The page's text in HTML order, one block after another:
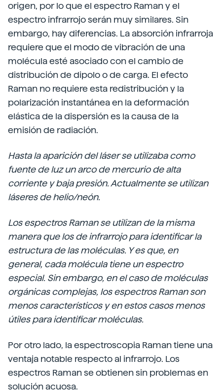
origen, por lo que el espectro Raman y el
espectro infrarrojo serán muy similares. Sin
embargo, hay diferencias. La absorción infrarroja
requiere que el modo de vibración de una
molécula esté asociado con el cambio de
distribución de dipolo o de carga. El efecto
Raman no requiere esta redistribución y la
polarización instantánea en la deformación
elástica de la dispersión es la causa de la
emisión de radiación.
Hasta la aparición del láser se utilizaba como
fuente de luz un arco de mercurio de alta
corriente y baja presión. Actualmente se utilizan
láseres de helio/neón.
Los espectros Raman se utilizan de la misma
manera que los de infrarrojo para identificar la
estructura de las moléculas. Y es que, en
general, cada molécula tiene un espectro
especial. Sin embargo, en el caso de moléculas
orgánicas complejas, los espectros Raman son
menos característicos y en estos casos menos
útiles para identificar moléculas.
Por otro lado, la espectroscopia Raman tiene una
ventaja notable respecto al infrarrojo. Los
espectros Raman se obtienen sin problemas en
solución acuosa.